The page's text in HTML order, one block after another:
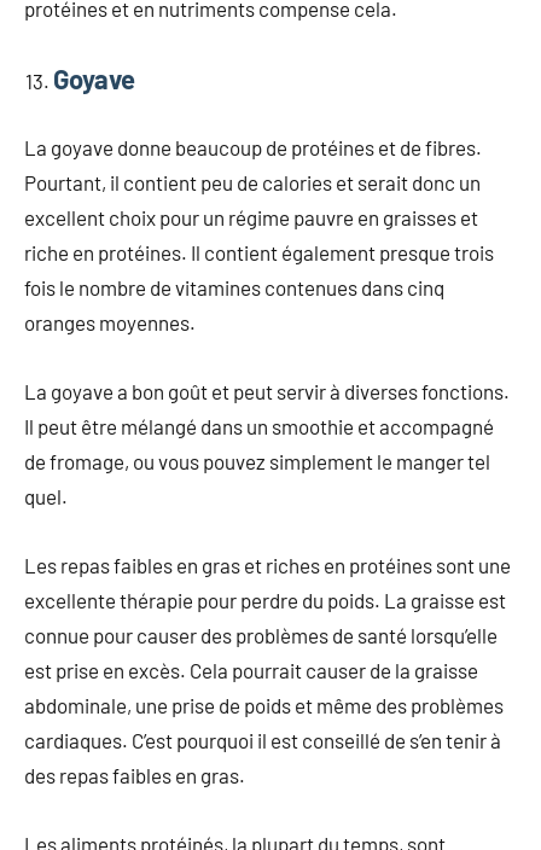
protéines et en nutriments compense cela.
Goyave
La goyave donne beaucoup de protéines et de fibres.
Pourtant, il contient peu de calories et serait donc un
excellent choix pour un régime pauvre en graisses et
riche en protéines. Il contient également presque trois
fois le nombre de vitamines contenues dans cinq
oranges moyennes.
La goyave a bon goût et peut servir à diverses fonctions.
Il peut être mélangé dans un smoothie et accompagné
de fromage, ou vous pouvez simplement le manger tel
quel.
Les repas faibles en gras et riches en protéines sont une
excellente thérapie pour perdre du poids. La graisse est
connue pour causer des problèmes de santé lorsqu’elle
est prise en excès. Cela pourrait causer de la graisse
abdominale, une prise de poids et même des problèmes
cardiaques. C’est pourquoi il est conseillé de s’en tenir à
des repas faibles en gras.
Les aliments protéinés, la plupart du temps, sont